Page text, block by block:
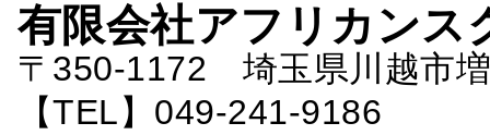
有限会社アフリカンス
〒350-1172 埼玉県川越市
【TEL】049-241-